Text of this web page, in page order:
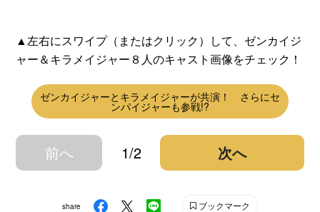
▲左右にスワイプ（またはクリック）して、ゼンカイジ
ャー＆キラメイジャー８人のキャスト画像をチェック！
ゼンカイジャーとキラメイジャーが共演！ さらにセ
ンパイジャーも参戦!?
前へ 1/2 次へ
share ブックマーク